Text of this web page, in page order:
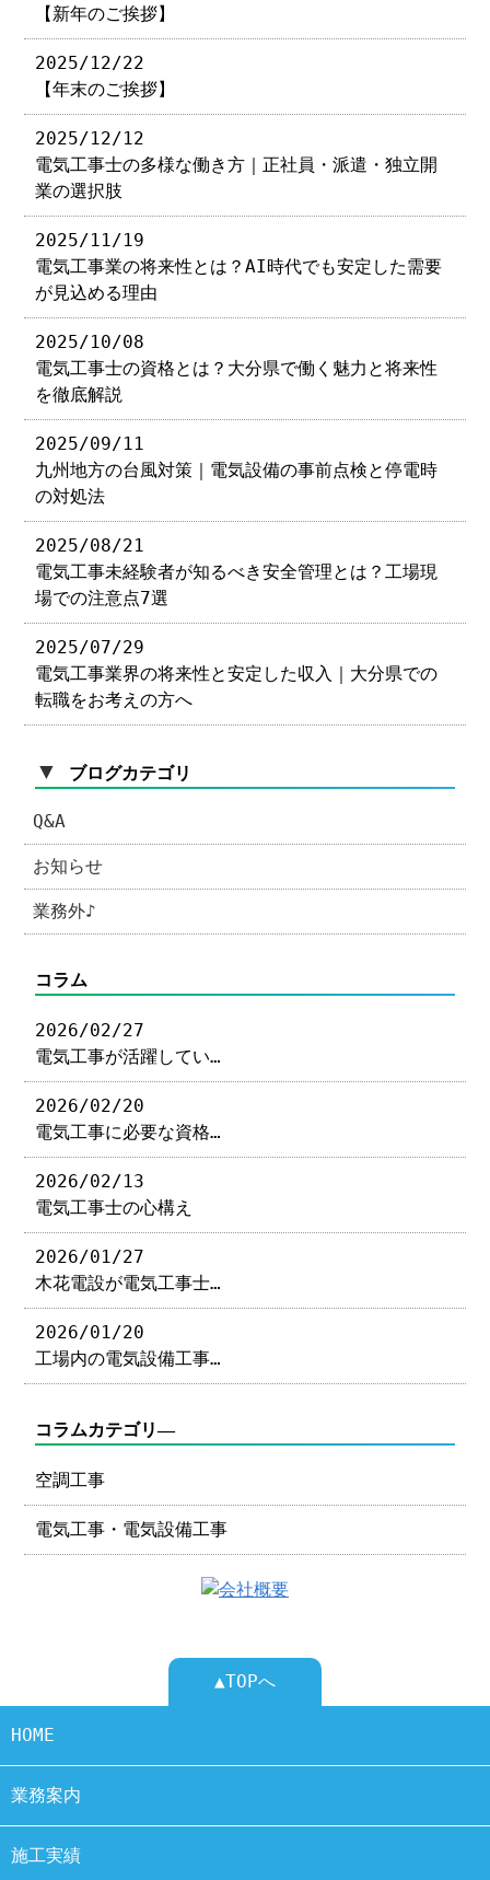
【新年のご挨拶】
2025/12/22
【年末のご挨拶】
2025/12/12
電気工事士の多様な働き方｜正社員・派遣・独立開
業の選択肢
2025/11/19
電気工事業の将来性とは？AI時代でも安定した需要
が見込める理由
2025/10/08
電気工事士の資格とは？大分県で働く魅力と将来性
を徹底解説
2025/09/11
九州地方の台風対策｜電気設備の事前点検と停電時
の対処法
2025/08/21
電気工事未経験者が知るべき安全管理とは？工場現
場での注意点7選
2025/07/29
電気工事業界の将来性と安定した収入｜大分県での
転職をお考えの方へ
▼ ブログカテゴリ
Q&A
お知らせ
業務外♪
コラム
2026/02/27
電気工事が活躍してい…
2026/02/20
電気工事に必要な資格…
2026/02/13
電気工事士の心構え
2026/01/27
木花電設が電気工事士…
2026/01/20
工場内の電気設備工事…
コラムカテゴリ―
空調工事
電気工事・電気設備工事
▲TOPへ
HOME
業務案内
施工実績